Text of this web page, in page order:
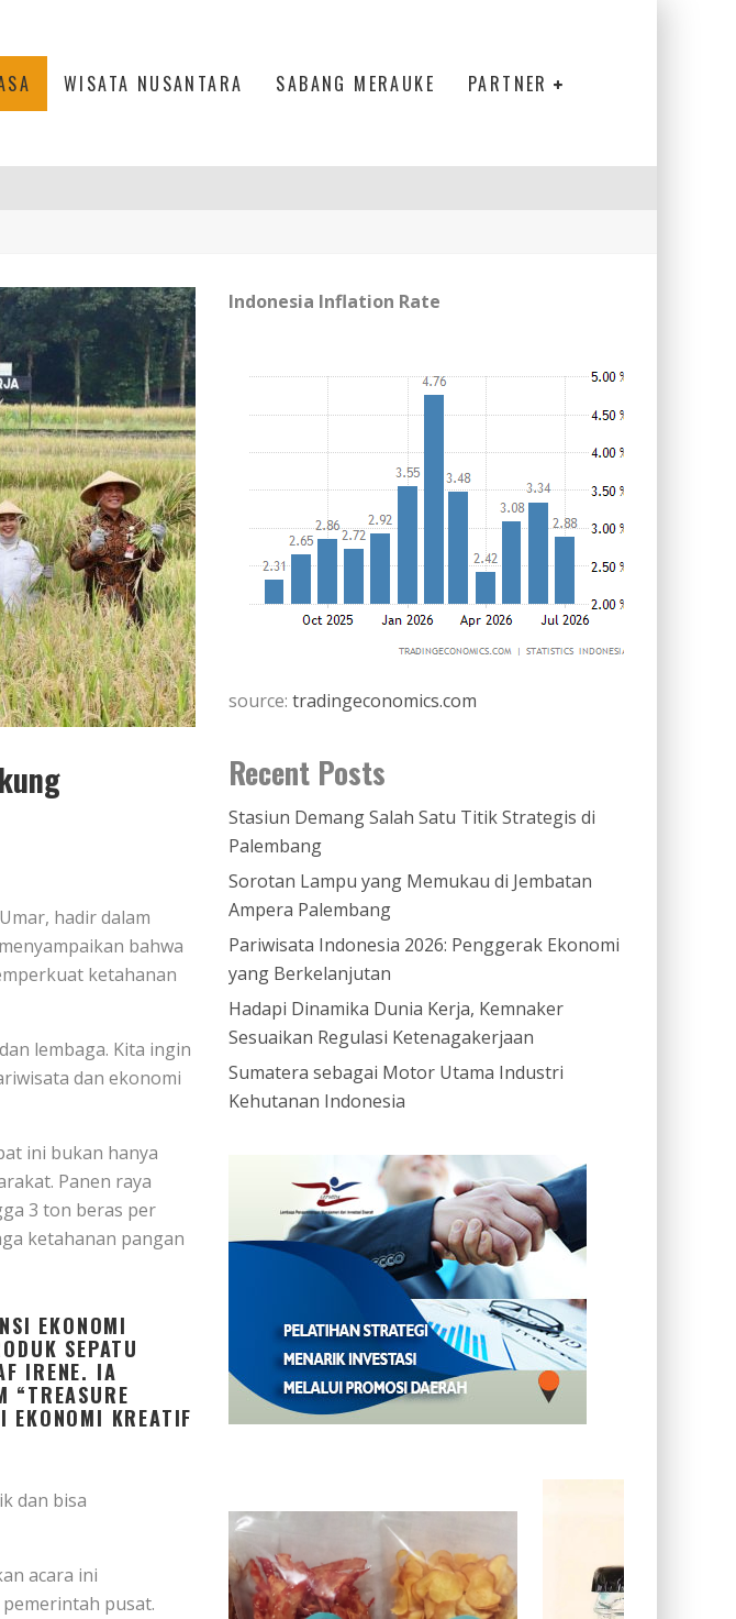
WISATA NUSANTARA SABANG MERAUKE PARTNER
hadir dalam
bahwa
ketahanan
lembaga. Kita ingin
dan ekonomi
ini bukan hanya
Panen raya
3 ton beras per
ketahanan pangan
EKONOMI
SEPATU
IRENE. IA
“TREASURE
EKONOMI KREATIF
dan bisa
acara ini
pusat.
Indonesia Inflation Rate
source: tradingeconomics.com
Recent Posts
Stasiun Demang Salah Satu Titik Strategis di
Palembang
Sorotan Lampu yang Memukau di Jembatan
Ampera Palembang
Pariwisata Indonesia 2026: Penggerak Ekonomi
yang Berkelanjutan
Hadapi Dinamika Dunia Kerja, Kemnaker
Sesuaikan Regulasi Ketenagakerjaan
Sumatera sebagai Motor Utama Industri
Kehutanan Indonesia